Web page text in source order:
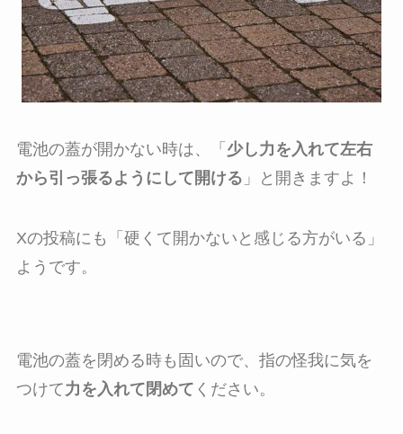
電池の蓋が開かない時は、「 少し力を入れて左右
から引っ張るようにして開ける 」と開きますよ！
Xの投稿にも「硬くて開かないと感じる方がいる」
ようです。
電池の蓋を閉める時も固いので、指の怪我に気を
つけて力を入れて閉めて ください。